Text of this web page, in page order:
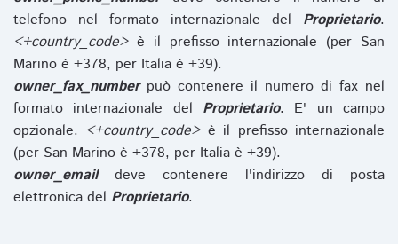
telefono nel formato internazionale del Proprietario.
<+country_code>è il prefisso internazionale (per San
Marino è +378, per Italia è +39).
owner_fax_numberpuò contenere il numero di fax nel
formato internazionale del Proprietario. E' un campo
opzionale. <+country_code>è il prefisso internazionale
(per San Marino è +378, per Italia è +39).
owner_emaildeve contenere l'indirizzo di posta
elettronica del Proprietario.